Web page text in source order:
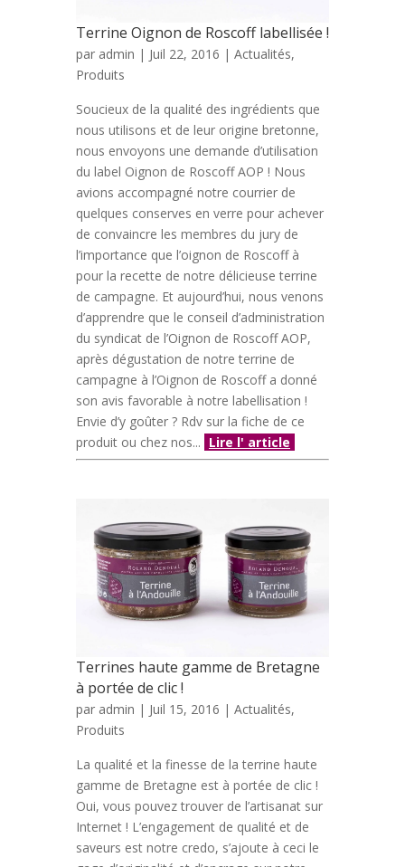
Terrine Oignon de Roscoff labellisée !
par admin | Juil 22, 2016 | Actualités,
Produits
Soucieux de la qualité des ingrédients que
nous utilisons et de leur origine bretonne,
nous envoyons une demande d’utilisation
du label Oignon de Roscoff AOP ! Nous
avions accompagné notre courrier de
quelques conserves en verre pour achever
de convaincre les membres du jury de
l’importance que l’oignon de Roscoff à
pour la recette de notre délicieuse terrine
de campagne. Et aujourd’hui, nous venons
d’apprendre que le conseil d’administration
du syndicat de l’Oignon de Roscoff AOP,
après dégustation de notre terrine de
campagne à l’Oignon de Roscoff a donné
son avis favorable à notre labellisation !
Envie d’y goûter ? Rdv sur la fiche de ce
produit ou chez nos... Lire l' article
Terrines haute gamme de Bretagne
à portée de clic !
par admin | Juil 15, 2016 | Actualités,
Produits
La qualité et la finesse de la terrine haute
gamme de Bretagne est à portée de clic !
Oui, vous pouvez trouver de l’artisanat sur
Internet ! L’engagement de qualité et de
saveurs est notre credo, s’ajoute à ceci le